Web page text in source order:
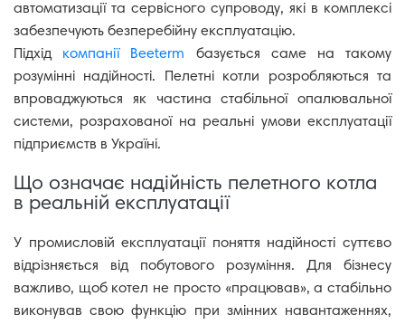
автоматизації та сервісного супроводу, які в комплексі
забезпечують безперебійну експлуатацію.
Підхід компанії Beeterm базується саме на такому
розумінні надійності. Пелетні котли розробляються та
впроваджуються як частина стабільної опалювальної
системи, розрахованої на реальні умови експлуатації
підприємств в Україні.
Що означає надійність пелетного котла
в реальній експлуатації
У промисловій експлуатації поняття надійності суттєво
відрізняється від побутового розуміння. Для бізнесу
важливо, щоб котел не просто «працював», а стабільно
виконував свою функцію при змінних навантаженнях,